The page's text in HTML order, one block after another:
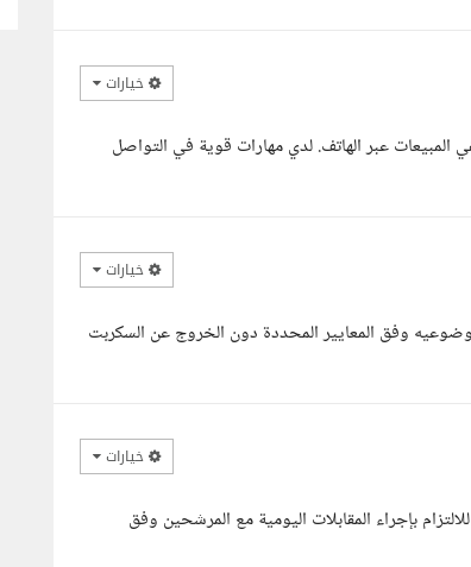
خيارات
عبر الهاتف. لدي مهارات قوية في التواصل
خيارات
وفق المعايير المحددة دون الخروج عن السكربت
خيارات
بإجراء المقابلات اليومية مع المرشحين وفق